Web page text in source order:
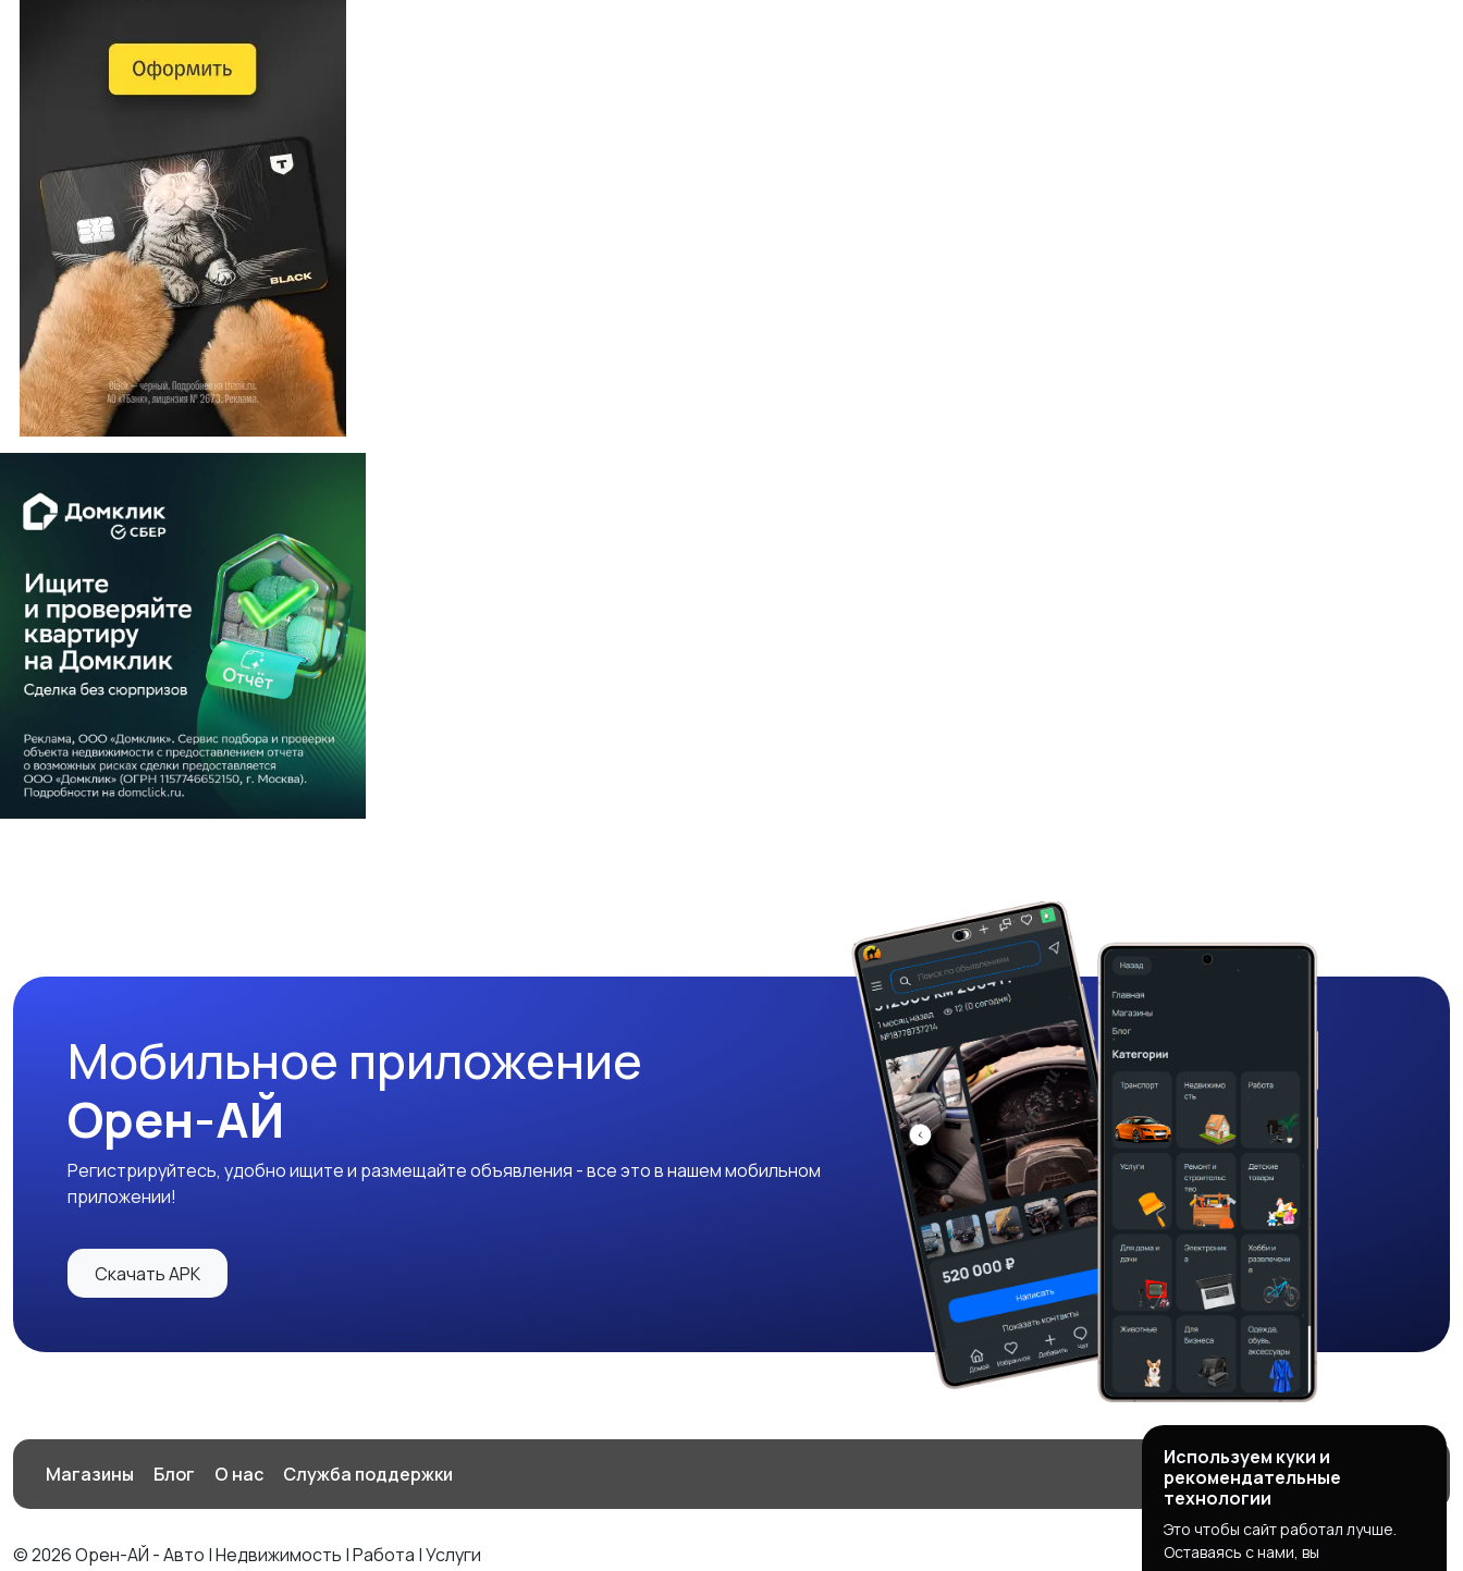
Мобильное приложение
Орен-АЙ
Регистрируйтесь, удобно ищите и размещайте объявления - все это в нашем мобильном
приложении!
Скачать APK
Магазины Блог О нас Служба поддержки
© 2026 Орен-АЙ - Авто | Недвижимость | Работа | Услуги
Используем куки и
рекомендательные
технологии
Это чтобы сайт работал лучше.
Оставаясь с нами, вы